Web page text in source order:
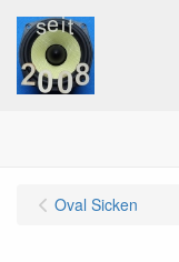
Oval Sicken